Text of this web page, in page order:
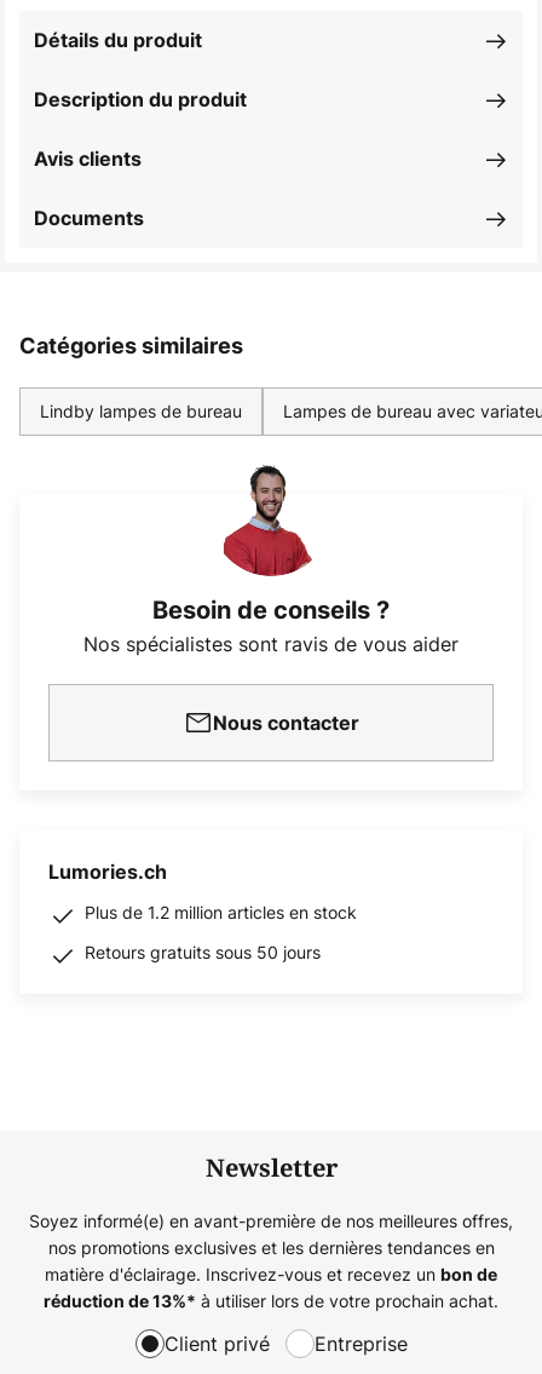
Description du produit
Détails du produit
Avis clients
Documents
Catégories similaires
Lindby lampes de bureau Lampes de bureau avec
Besoin de conseils ?
Nos spécialistes sont ravis de vous aider
Nous contacter
Lumories.ch
Plus de 1.2 million articles en stock
Retours gratuits sous 50 jours
Newsletter
Soyez informé(e) en avant-première de nos meilleures offres,
nos promotions exclusives et les dernières tendances en
matière d'éclairage. Inscrivez-vous et recevez un bon de
réduction de13%* à utiliser lors de votre prochain achat.
Client privé Entreprise